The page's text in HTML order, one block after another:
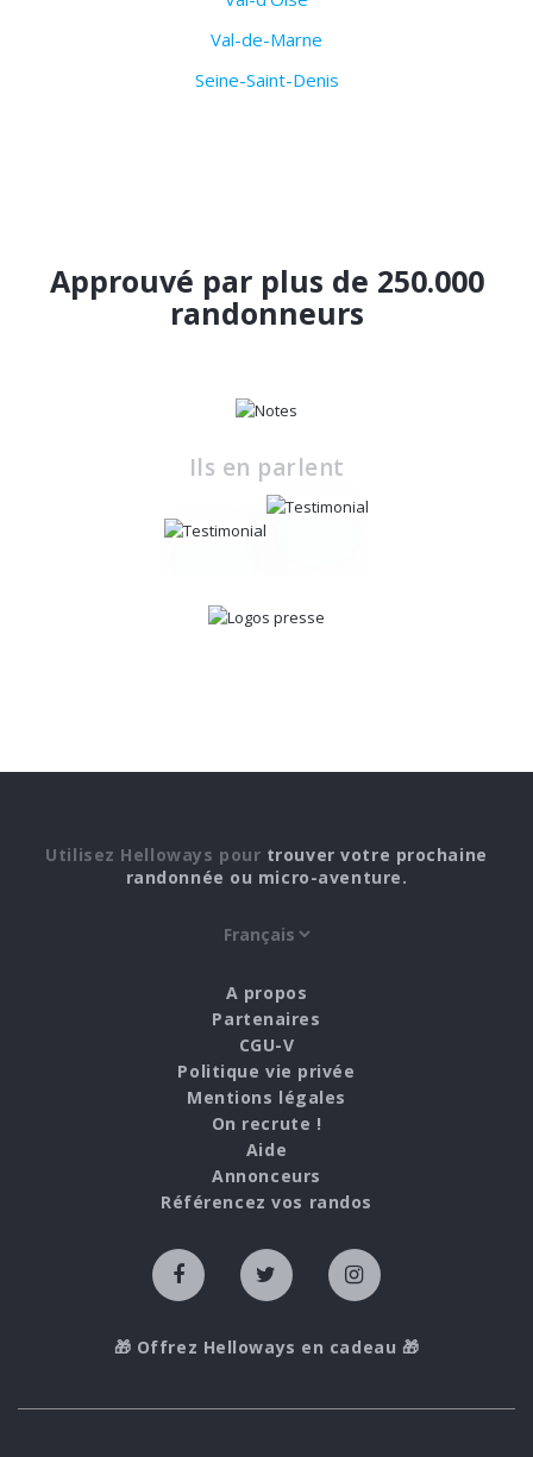
Val-de-Marne
Seine-Saint-Denis
Approuvé par plus de 250.000
randonneurs
Ils en parlent
Utilisez Helloways pour trouver votre prochaine
randonnée ou micro-aventure.
A propos
Partenaires
CGU-V
Politique vie privée
Mentions légales
On recrute !
Aide
Annonceurs
Référencez vos randos
🎁 Offrez Helloways en cadeau 🎁